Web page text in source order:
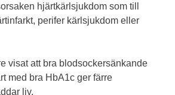
hjärtkärlsjukdom som till
perifer kärlsjukdom eller
visat att bra blodsockersänkande
med bra HbA1c ger färre
liv.